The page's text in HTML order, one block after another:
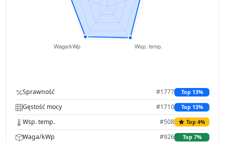
Sprawność #1777 Top 13%
Gęstość mocy #1710 Top 13%
Wsp. temp. #508 Top 4%
Waga/kWp #926 Top 7%